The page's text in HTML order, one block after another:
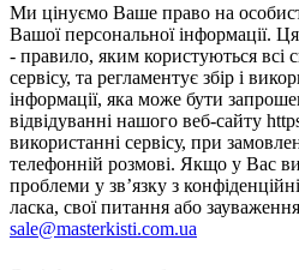
Ми цінуємо Ваше право на
Вашої персональної інформації.
- правило, яким користуються всі
сервісу, та регламентує збір і
інформації, яка може бути
відвідуванні нашого веб-сайту
використанні сервісу, при
телефонній розмові. Якщо у Вас
проблеми у зв’язку з
ласка, свої питання або
sale@masterkisti.com.ua